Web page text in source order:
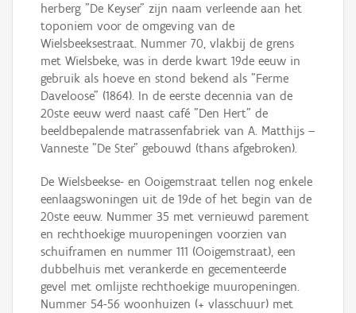
herberg "De Keyser" zijn naam verleende aan het
toponiem voor de omgeving van de
Wielsbeeksestraat. Nummer 70, vlakbij de grens
met Wielsbeke, was in derde kwart 19de eeuw in
gebruik als hoeve en stond bekend als "Ferme
Daveloose" (1864). In de eerste decennia van de
20ste eeuw werd naast café "Den Hert" de
beeldbepalende matrassenfabriek van A. Matthijs –
Vanneste "De Ster" gebouwd (thans afgebroken).
De Wielsbeekse- en Ooigemstraat tellen nog enkele
eenlaagswoningen uit de 19de of het begin van de
20ste eeuw. Nummer 35 met vernieuwd parement
en rechthoekige muuropeningen voorzien van
schuiframen en nummer 111 (Ooigemstraat), een
dubbelhuis met verankerde en gecementeerde
gevel met omlijste rechthoekige muuropeningen.
Nummer 54-56 woonhuizen (+ vlasschuur) met